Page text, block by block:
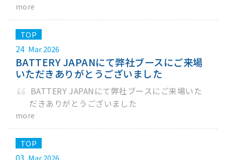
more
24 Mar 2026
BATTERY JAPANにて弊社ブースにご来場
いただきありがとうございました
BATTERY JAPANにて弊社ブースにご来場いた
だきありがとうございました
more
03 Mar 2026